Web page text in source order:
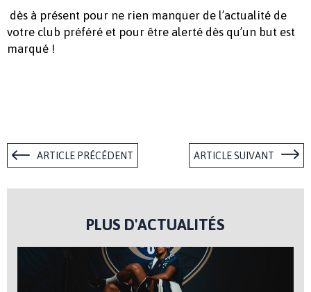
dès à présent pour ne rien manquer de l’actualité de
votre club préféré et pour être alerté dès qu’un but est
marqué !
ARTICLE PRÉCÉDENT ARTICLE SUIVANT
PLUS D'ACTUALITÉS